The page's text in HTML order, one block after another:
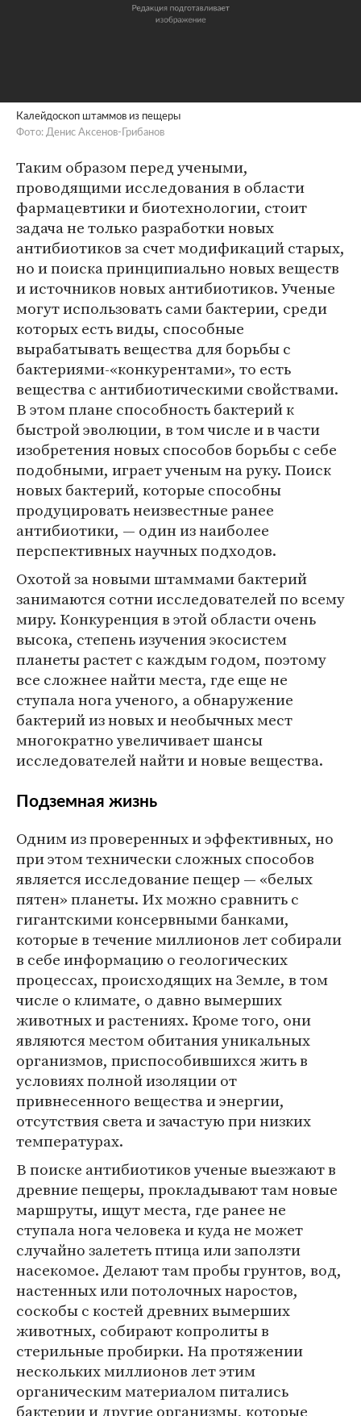
Калейдоскоп штаммов из пещеры
Фото: Денис Аксенов-Грибанов
Таким образом перед учеными,
проводящими исследования в области
фармацевтики и биотехнологии, стоит
задача не только разработки новых
антибиотиков за счет модификаций старых,
но и поиска принципиально новых веществ
и источников новых антибиотиков. Ученые
могут использовать сами бактерии, среди
которых есть виды, способные
вырабатывать вещества для борьбы с
бактериями-«конкурентами», то есть
вещества с антибиотическими свойствами.
В этом плане способность бактерий к
быстрой эволюции, в том числе и в части
изобретения новых способов борьбы с себе
подобными, играет ученым на руку. Поиск
новых бактерий, которые способны
продуцировать неизвестные ранее
антибиотики, — один из наиболее
перспективных научных подходов.
Охотой за новыми штаммами бактерий
занимаются сотни исследователей по всему
миру. Конкуренция в этой области очень
высока, степень изучения экосистем
планеты растет с каждым годом, поэтому
все сложнее найти места, где еще не
ступала нога ученого, а обнаружение
бактерий из новых и необычных мест
многократно увеличивает шансы
исследователей найти и новые вещества.
Подземная жизнь
Одним из проверенных и эффективных, но
при этом технически сложных способов
является исследование пещер — «белых
пятен» планеты. Их можно сравнить с
гигантскими консервными банками,
которые в течение миллионов лет собирали
в себе информацию о геологических
процессах, происходящих на Земле, в том
числе о климате, о давно вымерших
животных и растениях. Кроме того, они
являются местом обитания уникальных
организмов, приспособившихся жить в
условиях полной изоляции от
привнесенного вещества и энергии,
отсутствия света и зачастую при низких
температурах.
В поиске антибиотиков ученые выезжают в
древние пещеры, прокладывают там новые
маршруты, ищут места, где ранее не
ступала нога человека и куда не может
случайно залететь птица или заползти
насекомое. Делают там пробы грунтов, вод,
настенных или потолочных наростов,
соскобы с костей древних вымерших
животных, собирают копролиты в
стерильные пробирки. На протяжении
нескольких миллионов лет этим
органическим материалом питались
бактерии и другие организмы, которые